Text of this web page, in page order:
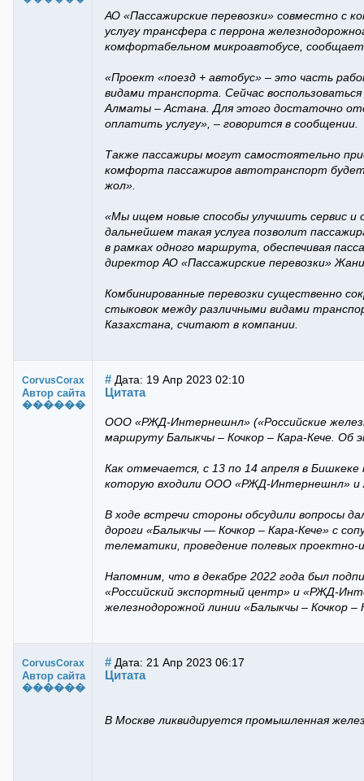
АО «Пассажирские перевозки» совместно с
услугу трансфера с перрона
комфортабельном микроавтобусе,
«Проект «поезд + автобус» – это часть
видами транспорта. Сейчас
Алматы – Астана. Для этого достаточно
оплатить услугу», – говорится в сообщении.
Также пассажиры могут самостоятельно
комфорта пассажиров автотранспорт будет
жол».
«Мы ищем новые способы улучшить сервис и
дальнейшем такая услуга позволит
в рамках одного маршрута, обеспечивая
директор АО «Пассажирские перевозки»
Комбинированные перевозки существенно
стыковок между различными видами
Казахстана, считают в компании.
CorvusCorax
Автор сайта
������
# Дата: 19 Апр 2023 02:10
Цитата
ООО «РЖД-Интернешнл» («Российские
маршруту Балыкчы – Кочкор – Кара-Кече. Об
Как отмечается, с 13 по 14 апреля в
которую входили ООО «РЖД-Интернешнл» и
В ходе встречи стороны обсудили вопросы
дороги «Балыкчы — Кочкор – Кара-Кече» с
телематики, проведение полевых проектно-
Напомним, что в декабре 2022 года был
«Российский экспортный центр» и «РЖД-
железнодорожной линии «Балыкчы – Кочкор –
CorvusCorax
Автор сайта
������
# Дата: 21 Апр 2023 06:17
Цитата
В Москве ликвидируется промышленная